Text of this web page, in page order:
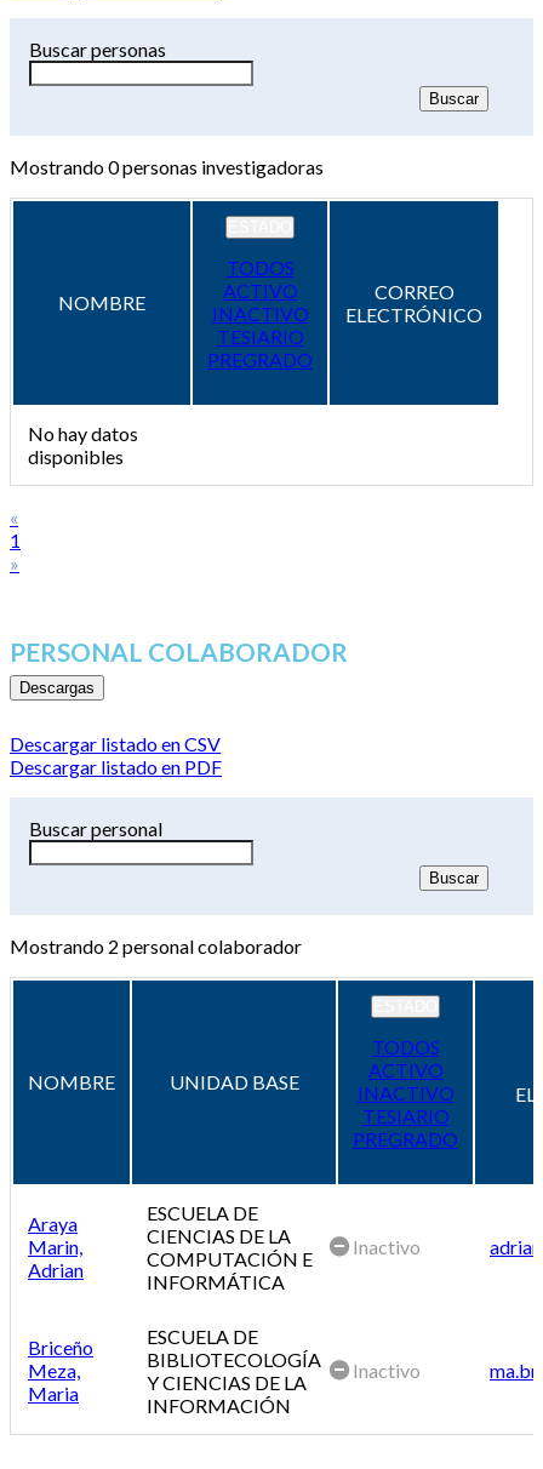
Buscar personas
Mostrando0personas investigadoras
NOMBRE
TODOS
ACTIVO
INACTIVO
TESIARIO
PREGRADO
CORREO
ELECTRÓNICO
No hay datos
disponibles
«
1
»
PERSONAL COLABORADOR
Descargas
Descargar listado en CSV
Descargar listado en PDF
Buscar personal
Mostrando 2 personal colaborador
NOMBRE UNIDAD BASE
TODOS
ACTIVO
INACTIVO
TESIARIO
PREGRADO
Araya
Marin,
Adrian
ESCUELA DE
CIENCIAS DE LA
COMPUTACIÓN E
INFORMÁTICA
Inactivo
Briceño
Meza,
Maria
ESCUELA DE
BIBLIOTECOLOGÍA
Y CIENCIAS DE LA
INFORMACIÓN
Inactivo